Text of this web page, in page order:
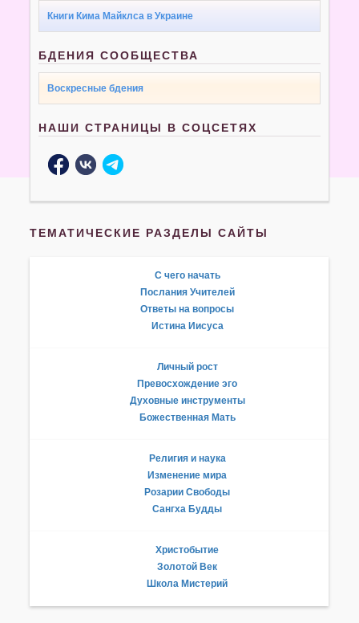
Книги Кима Майклса в Украине
БДЕНИЯ СООБЩЕСТВА
Воскресные бдения
НАШИ СТРАНИЦЫ В СОЦСЕТЯХ
ТЕМАТИЧЕСКИЕ РАЗДЕЛЫ САЙТЫ
С чего начать
Послания Учителей
Ответы на вопросы
Истина Иисуса
Личный рост
Превосхождение эго
Духовные инструменты
Божественная Мать
Религия и наука
Изменение мира
Розарии Свободы
Сангха Будды
Христобытие
Золотой Век
Школа Мистерий